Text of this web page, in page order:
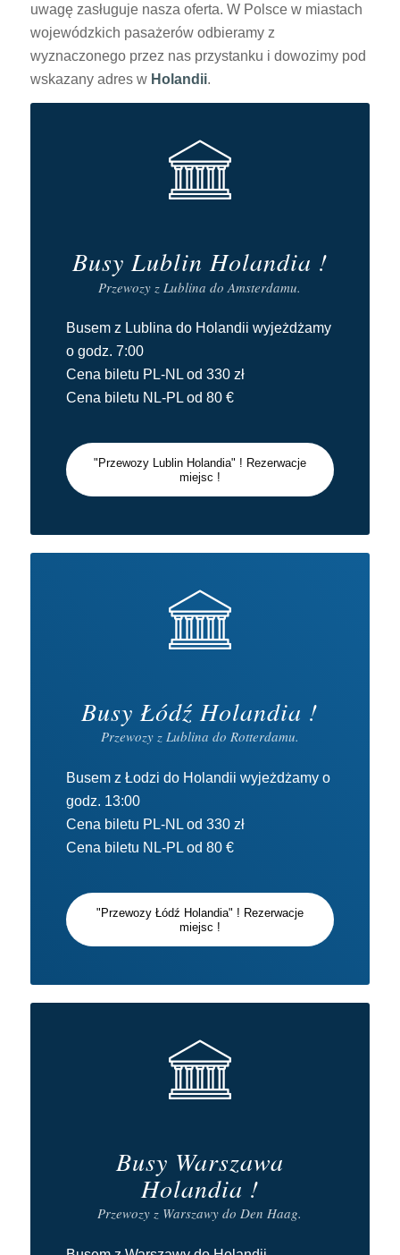
uwagę zasługuje nasza oferta. W Polsce w miastach
wojewódzkich pasażerów odbieramy z
wyznaczonego przez nas przystanku i dowozimy pod
wskazany adres w Holandii.
Busy Lublin Holandia !
Przewozy z Lublina do Amsterdamu.
Busem z Lublina do Holandii wyjeżdżamy
o godz. 7:00
Cena biletu PL-NL od 330 zł
Cena biletu NL-PL od 80 €
"Przewozy Lublin Holandia" ! Rezerwacje
miejsc !
Busy Łódź Holandia !
Przewozy z Lublina do Rotterdamu.
Busem z Łodzi do Holandii wyjeżdżamy o
godz. 13:00
Cena biletu PL-NL od 330 zł
Cena biletu NL-PL od 80 €
"Przewozy Łódź Holandia" ! Rezerwacje
miejsc !
Busy Warszawa
Holandia !
Przewozy z Warszawy do Den Haag.